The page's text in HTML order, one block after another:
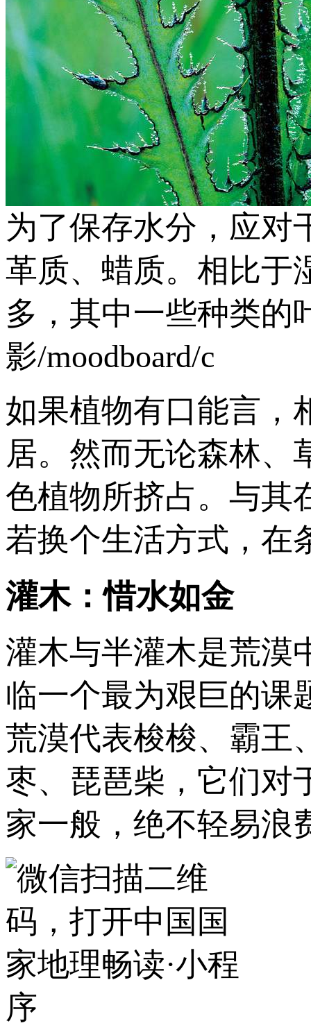
为了保存水分，应对
革质、蜡质。相比于
多，其中一些种类的
影/moodboard/c
如果植物有口能言，
居。然而无论森林、
色植物所挤占。与其
若换个生活方式，在
灌木：惜水如金
灌木与半灌木是荒漠
临一个最为艰巨的课
荒漠代表梭梭、霸王
枣、琵琶柴，它们对
家一般，绝不轻易浪